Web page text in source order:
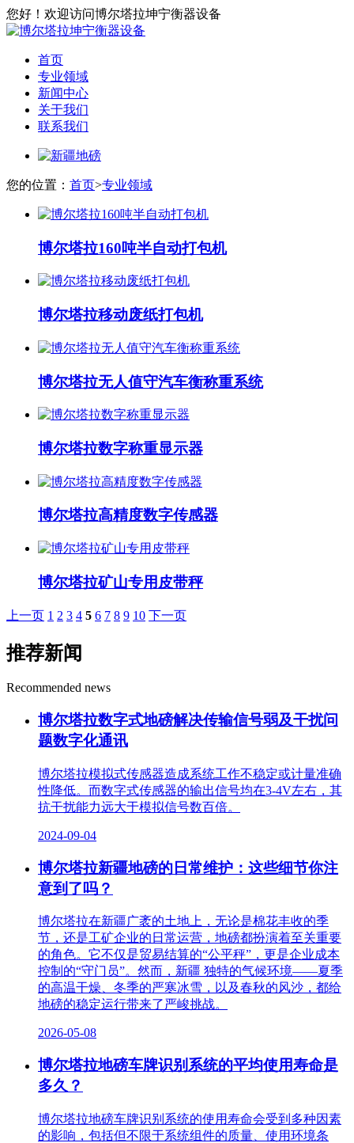
您好！欢迎访问博尔塔拉坤宁衡器设备
首页
专业领域
新闻中心
关于我们
联系我们
您的位置： 首页>专业领域
博尔塔拉160吨半自动打包机
博尔塔拉移动废纸打包机
博尔塔拉无人值守汽车衡称重系统
博尔塔拉数字称重显示器
博尔塔拉高精度数字传感器
博尔塔拉矿山专用皮带秤
上一页 1 2 3 4 5 6 7 8 9 10 下一页
推荐新闻
Recommended news
博尔塔拉数字式地磅解决传输信号弱及干扰问
题数字化通讯
博尔塔拉模拟式传感器造成系统工作不稳定或计量准确
性降低。而数字式传感器的输出信号均在3-4V左右，其
抗干扰能力远大于模拟信号数百倍。
2024-09-04
博尔塔拉新疆地磅的日常维护：这些细节你注
意到了吗？
博尔塔拉在新疆广袤的土地上，无论是棉花丰收的季
节，还是工矿企业的日常运营，地磅都扮演着至关重要
的角色。它不仅是贸易结算的“公平秤”，更是企业成本
控制的“守门员”。然而，新疆 独特的气候环境——夏季
的高温干燥、冬季的严寒冰雪，以及春秋的风沙，都给
地磅的稳定运行带来了严峻挑战。
2026-05-08
博尔塔拉地磅车牌识别系统的平均使用寿命是
多久？
博尔塔拉地磅车牌识别系统的使用寿命会受到多种因素
的影响，包括但不限于系统组件的质量、使用环境条